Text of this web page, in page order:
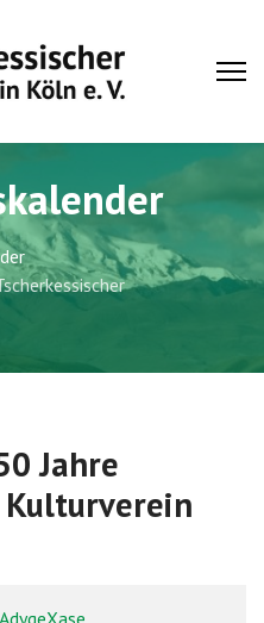
Jahre
Kulturverein